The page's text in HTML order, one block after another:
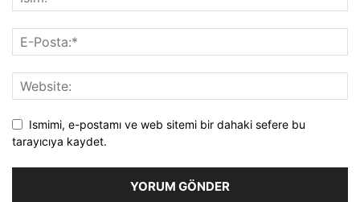
Ismimi, e-postamı ve web sitemi bir dahaki sefere bu
tarayıcıya kaydet.